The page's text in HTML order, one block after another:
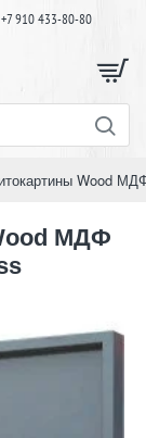
+7 910 433-80-80
Wood
МДФ